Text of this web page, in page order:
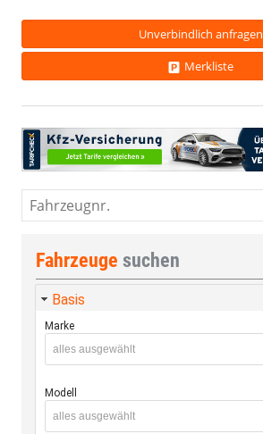
Unverbindlich anfragen
Merkliste
Fahrzeugnr.
Fahrzeuge suchen
Basis
Marke
alles ausgewählt
Modell
alles ausgewählt